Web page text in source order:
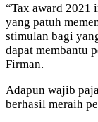
“Tax award 2021
yang patuh
stimulan bagi
dapat membantu
Firman.
Adapun wajib
berhasil meraih